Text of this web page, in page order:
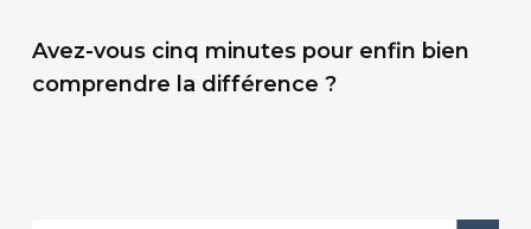
Avez-vous cinq minutes pour enfin bien
comprendre la différence ?